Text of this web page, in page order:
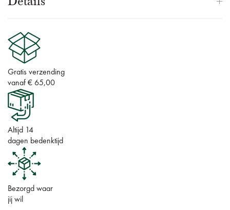
Gratis verzending
vanaf € 65,00
Altijd 14
dagen bedenktijd
Bezorgd waar
jij wil